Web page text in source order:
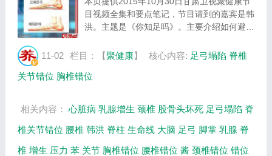
目视频全集和要点笔记，节目请到的嘉宾是韩
洪。主题是《你知足吗》。主要介绍如何避免
内容，百年养生网提供视频全集的在线观看和
11-02 栏目：【聚健康】 核心内容: 足弓塌陷 脊椎
关节错位 胸椎错位
相关内容： 心脏病 乳腺增生 颈椎 股骨头坏死 足弓塌陷 脊
椎关节错位 腰椎 韩洪 脊柱 生命线 大脑 足弓 脚掌 乳腺 脊
椎 增生 压力 苯 关节 胸椎错位 腰椎错位 酱 颈椎错位 错位